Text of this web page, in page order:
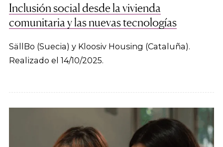
Inclusión social desde la vivienda
comunitaria y las nuevas tecnologías
SällBo (Suecia) y Kloosiv Housing (Cataluña).
Realizado el 14/10/2025.